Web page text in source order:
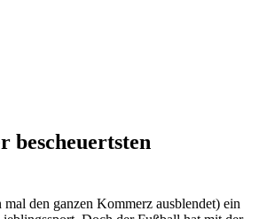
bescheuertsten
den ganzen Kommerz ausblendet) ein